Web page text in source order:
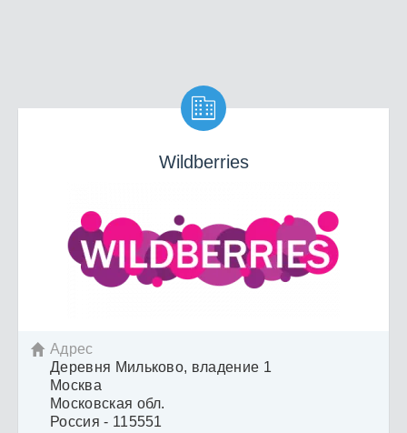

Wildberries
 Адрес
Деревня Мильково, владение 1
Москва
Московская обл.
Россия - 115551